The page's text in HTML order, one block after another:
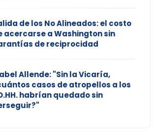
de los No Alineados: el costo
acercarse a Washington sin
de reciprocidad
Allende: "Sin la Vicaría,
casos de atropellos a los
habrían quedado sin